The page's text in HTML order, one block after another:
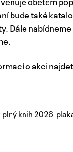
bude také
Dále
o akci